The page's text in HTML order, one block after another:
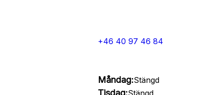
+46 40 97 46 84
Måndag:Stängd
Tisdag:Stängd